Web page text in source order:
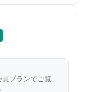
員プランでご覧